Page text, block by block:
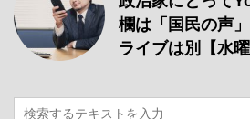
欄は「国民の声
ライブは別【水